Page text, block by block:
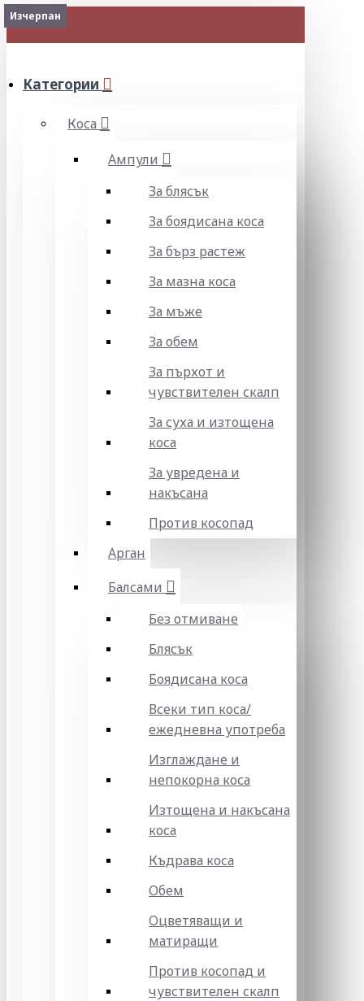
МЕНЮ
Категории
Коса
Ампули
За блясък
За боядисана коса
За бърз растеж
За мазна коса
За мъже
За обем
За пърхот и
чувствителен скалп
За суха и изтощена
коса
За увредена и
накъсана
Против косопад
Арган
Балсами
Без отмиване
Блясък
Боядисана коса
Всеки тип коса/
ежедневна употреба
Изглаждане и
непокорна коса
Изтощена и накъсана
коса
Къдрава коса
Обем
Оцветяващи и
матиращи
Против косопад и
чувствителен скалп
Изчерпан
2-3 Days
Изчерпан
Изчерпан
Изчерпан
Изчерпан